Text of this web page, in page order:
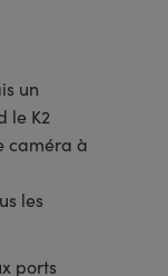
un
le K2
caméra à
les
ports